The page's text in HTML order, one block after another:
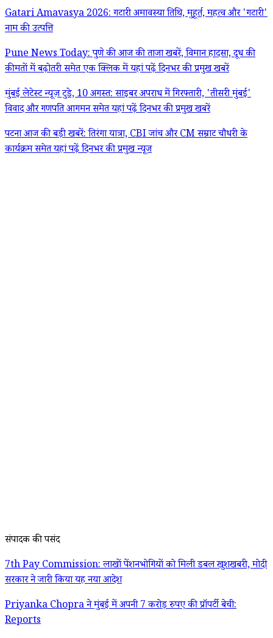
Gatari Amavasya 2026: गटारी अमावस्या तिथि, मुहूर्त, महत्व और 'गटारी'
नाम की उत्पत्ति
Pune News Today: पुणे की आज की ताजा खबरें, विमान हादसा, दूध की
कीमतों में बढ़ोतरी समेत एक क्लिक में यहां पढ़ें दिनभर की प्रमुख खबरें
मुंबई लेटेस्ट न्यूज़ टुडे, 10 अगस्त: साइबर अपराध में गिरफ्तारी, 'तीसरी मुंबई'
विवाद और गणपति आगमन समेत यहां पढ़ें दिनभर की प्रमुख खबरें
पटना आज की बड़ी खबरें: तिरंगा यात्रा, CBI जांच और CM सम्राट चौधरी के
कार्यक्रम समेत यहां पढ़ें दिनभर की प्रमुख न्यूज
संपादक की पसंद
7th Pay Commission: लाखों पेंशनभोगियों को मिली डबल खुशखबरी, मोदी
सरकार ने जारी किया यह नया आदेश
Priyanka Chopra ने मुंबई में अपनी 7 करोड़ रुपए की प्रॉपर्टी बेची:
Reports